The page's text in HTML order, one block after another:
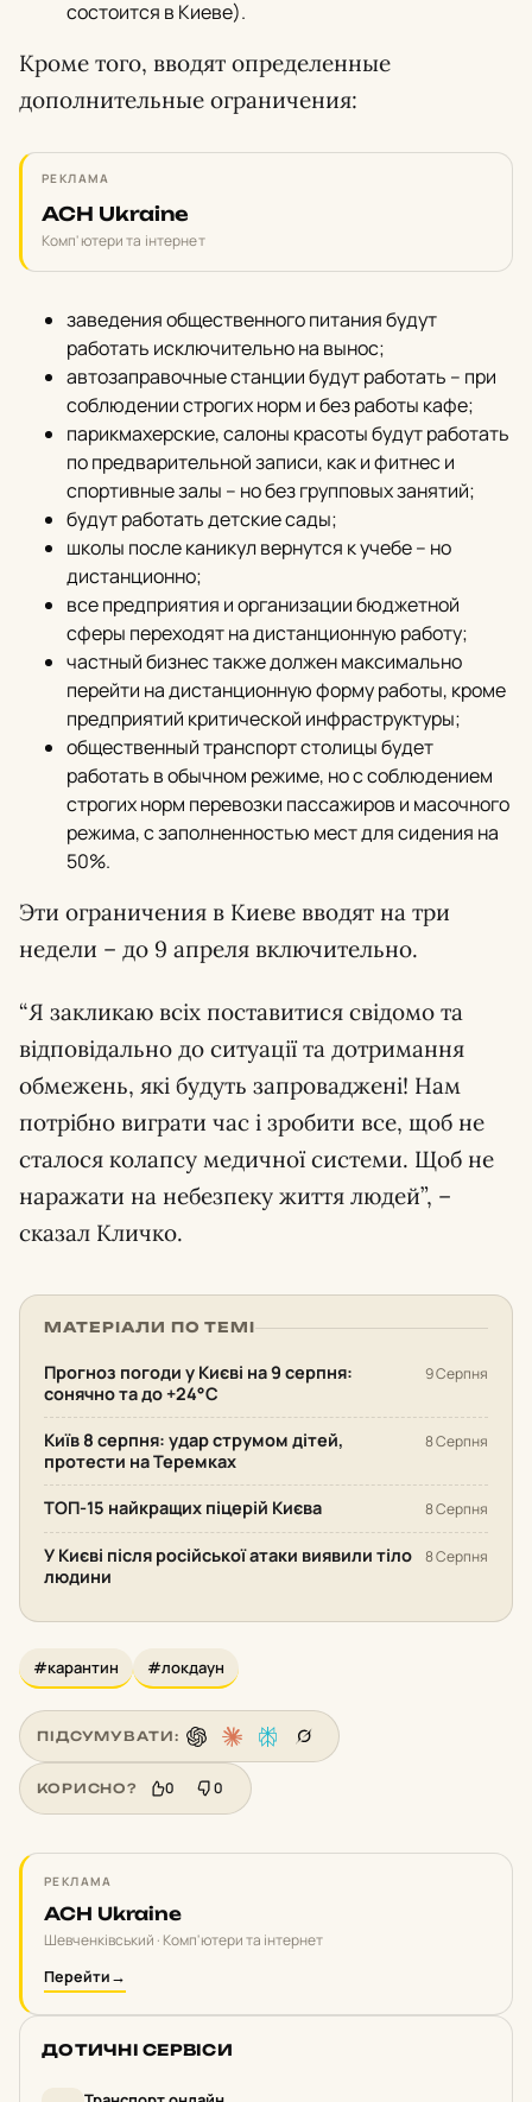
состоится в Киеве).
Кроме того, вводят определенные
дополнительные ограничения:
РЕКЛАМА
ACH Ukraine
Комп'ютери та інтернет
заведения общественного питания будут
работать исключительно на вынос;
автозаправочные станции будут работать – при
соблюдении строгих норм и без работы кафе;
парикмахерские, салоны красоты будут работать
по предварительной записи, как и фитнес и
спортивные залы – но без групповых занятий;
будут работать детские сады;
школы после каникул вернутся к учебе – но
дистанционно;
все предприятия и организации бюджетной
сферы переходят на дистанционную работу;
частный бизнес также должен максимально
перейти на дистанционную форму работы, кроме
предприятий критической инфраструктуры;
общественный транспорт столицы будет
работать в обычном режиме, но с соблюдением
строгих норм перевозки пассажиров и масочного
режима, с заполненностью мест для сидения на
50%.
Эти ограничения в Киеве вводят на три
недели – до 9 апреля включительно.
“Я закликаю всіх поставитися свідомо та
відповідально до ситуації та дотримання
обмежень, які будуть запроваджені! Нам
потрібно виграти час і зробити все, щоб не
сталося колапсу медичної системи. Щоб не
наражати на небезпеку життя людей”, –
сказал Кличко.
МАТЕРІАЛИ ПО ТЕМІ
Прогноз погоди у Києві на 9 серпня:
сонячно та до +24°С
9 Серпня
Київ 8 серпня: удар струмом дітей,
протести на Теремках
8 Серпня
ТОП-15 найкращих піцерій Києва 8 Серпня
У Києві після російської атаки виявили тіло
людини
8 Серпня
#карантин #локдаун
ПІДСУМУВАТИ:
КОРИСНО? 0 0
РЕКЛАМА
ACH Ukraine
Шевченківський · Комп'ютери та інтернет
Перейти→
ДОТИЧНІ СЕРВІСИ